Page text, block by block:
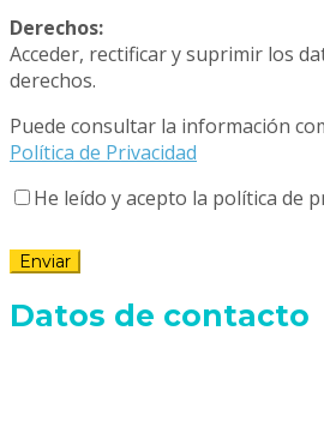
Derechos:
Acceder, rectificar y suprimir los
derechos.
Puede consultar la información
Política de Privacidad
He leído y acepto la política de
Datos de contacto